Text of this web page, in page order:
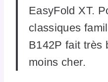
EasyFold XT.
classiques
B142P fait très
moins cher.